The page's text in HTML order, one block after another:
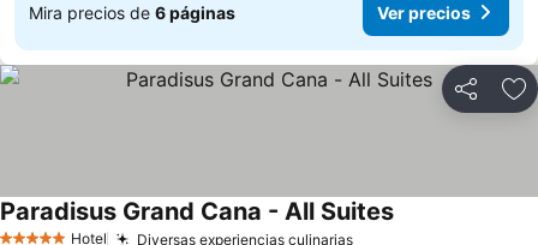
Mira precios de 6 páginas Ver precios
Compartir
Hotel Diversas experiencias culinarias
Paradisus Grand Cana - All Suites